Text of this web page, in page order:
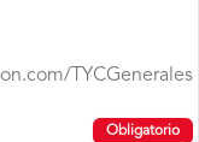
TYCGenerales
Obligatorio